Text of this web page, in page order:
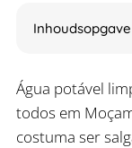
Inhoudsopgave
Água potável
todos em
costuma ser